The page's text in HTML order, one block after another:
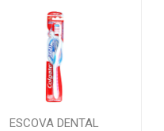
ESCOVA DENTAL